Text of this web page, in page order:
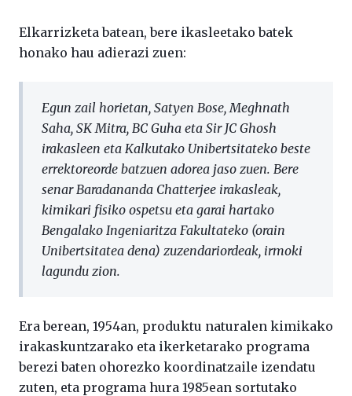
Elkarrizketa batean, bere ikasleetako batek
honako hau adierazi zuen:
Egun zail horietan, Satyen Bose, Meghnath
Saha, SK Mitra, BC Guha eta Sir JC Ghosh
irakasleen eta Kalkutako Unibertsitateko beste
errektoreorde batzuen adorea jaso zuen. Bere
senar Baradananda Chatterjee irakasleak,
kimikari fisiko ospetsu eta garai hartako
Bengalako Ingeniaritza Fakultateko (orain
Unibertsitatea dena) zuzendariordeak, irmoki
lagundu zion.
Era berean, 1954an, produktu naturalen kimikako
irakaskuntzarako eta ikerketarako programa
berezi baten ohorezko koordinatzaile izendatu
zuten, eta programa hura 1985ean sortutako